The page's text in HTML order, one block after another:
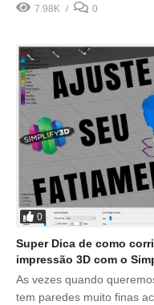
7.98K
0
0
Super Dica de como
impressão 3D com o
As vezes quando
tem paredes muito finas